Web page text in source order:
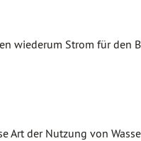
wiederum Strom für den
Art der Nutzung von